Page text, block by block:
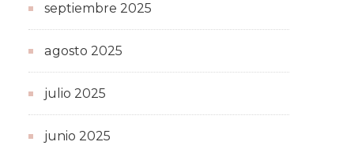
septiembre 2025
agosto 2025
julio 2025
junio 2025